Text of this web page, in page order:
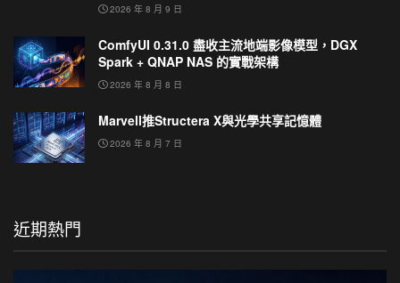
2026 年 8 月 9 日
ComfyUI 0.31.0 盡收主流地端影像模型，DGX
Spark + QNAP NAS 的實戰架構
2026 年 8 月 8 日
Marvell推Structera X與光學共享記憶體
2026 年 8 月 7 日
近期熱門